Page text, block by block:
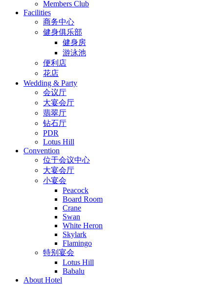
Members Club
Facilities
商务中心
健身俱乐部
健身房
游泳池
便利店
花店
Wedding & Party
会议厅
大宴会厅
翡翠厅
钻石厅
PDR
Lotus Hill
Convention
位于会议中心
大宴会厅
小宴会
Peacock
Board Room
Crane
Swan
White Heron
Skylark
Flamingo
特别宴会
Lotus Hill
Babalu
About Hotel